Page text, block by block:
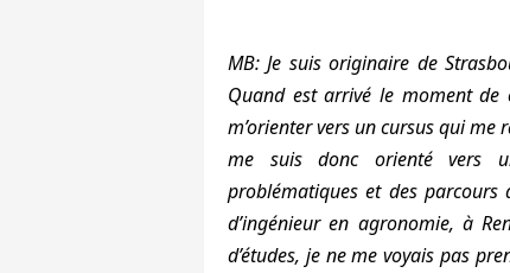
MB: Je suis originaire de
Quand est arrivé le moment de
m’orienter vers un cursus qui
me suis donc orienté vers
problématiques et des parcours
d’ingénieur en agronomie, à
d’études, je ne me voyais pas